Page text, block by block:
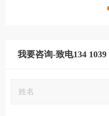
我要咨询-致电134